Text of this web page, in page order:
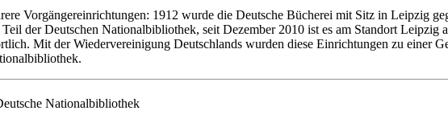
Vorgängereinrichtungen: 1912 wurde die Deutsche Bücherei mit Sitz in Leipzig
der Deutschen Nationalbibliothek, seit Dezember 2010 ist es am Standort
Mit der Wiedervereinigung Deutschlands wurden diese Einrichtungen zu einer
Nationalbibliothek